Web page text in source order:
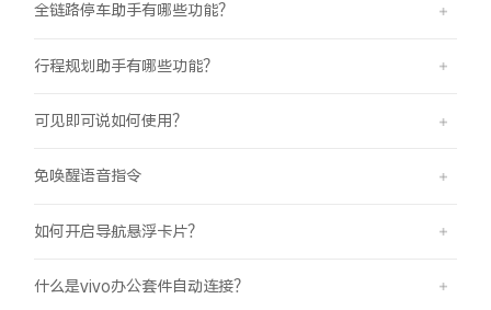
全链路停车助手有哪些功能？
行程规划助手有哪些功能？
可见即可说如何使用？
免唤醒语音指令
如何开启导航悬浮卡片？
什么是vivo办公套件自动连接？